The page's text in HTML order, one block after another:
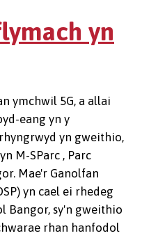
yn
ymchwil 5G, a allai
eang yn y
yn gweithio,
M-SParc , Parc
Mae'r Ganolfan
yn cael ei rhedeg
Bangor, sy'n gweithio
rhan hanfodol